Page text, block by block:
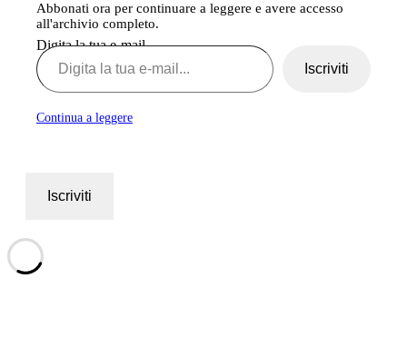
Abbonati ora per continuare a leggere e avere accesso
all'archivio completo.
Digita la tua e-mail...
Iscriviti
Continua a leggere
Iscriviti